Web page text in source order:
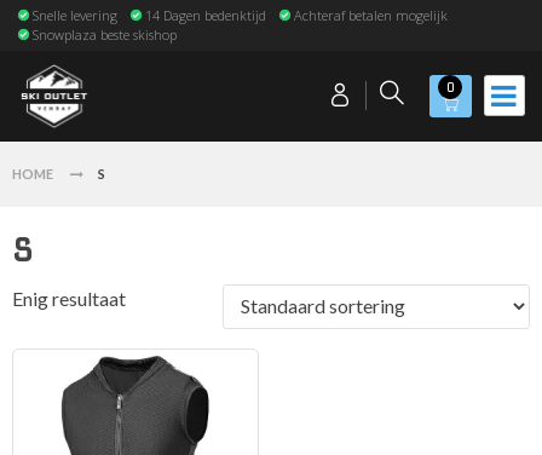
Snelle levering 14 Dagen bedenktijd
Achteraf betalen mogelijk
Snowplaza beste skishop
0
HOME S
S
Enig resultaat